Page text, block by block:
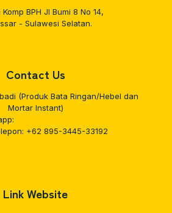
BPH Jl Bumi 8 No 14,
- Sulawesi Selatan.
Contact Us
(Produk Bata Ringan/Hebel dan
Mortar Instant)
+62 895-3445-33192
Link Website